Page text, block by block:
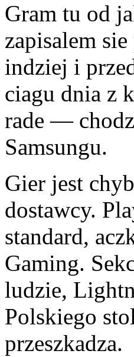
Gram tu od
zapisalem
indziej i
ciagu dnia z
rade —
Samsungu.
Gier jest
dostawcy.
standard,
Gaming.
ludzie,
Polskiego
przeszkadza.